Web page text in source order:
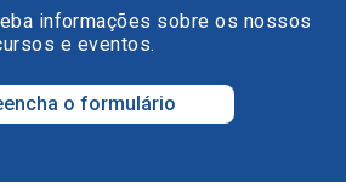
informações sobre os nossos
e eventos.
o formulário